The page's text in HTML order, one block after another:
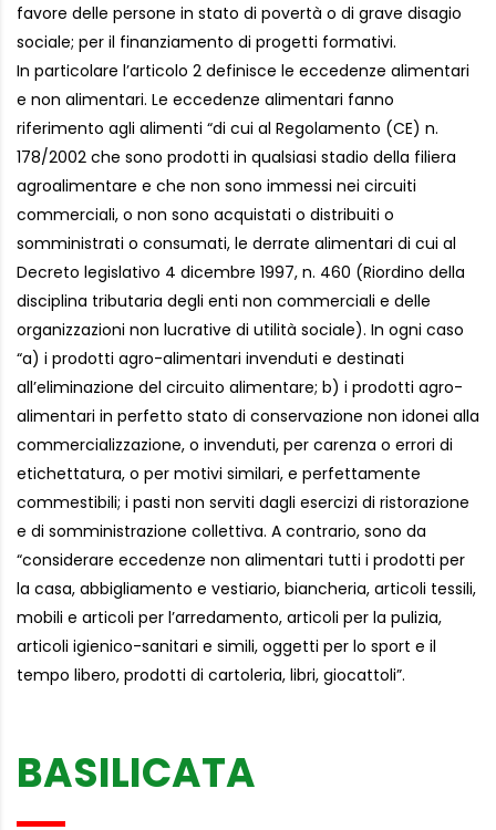
favore delle persone in stato di povertà o di grave disagio
sociale; per il finanziamento di progetti formativi.
In particolare l’articolo 2 definisce le eccedenze alimentari
e non alimentari. Le eccedenze alimentari fanno
riferimento agli alimenti “di cui al Regolamento (CE) n.
178/2002 che sono prodotti in qualsiasi stadio della filiera
agroalimentare e che non sono immessi nei circuiti
commerciali, o non sono acquistati o distribuiti o
somministrati o consumati, le derrate alimentari di cui al
Decreto legislativo 4 dicembre 1997, n. 460 (Riordino della
disciplina tributaria degli enti non commerciali e delle
organizzazioni non lucrative di utilità sociale). In ogni caso
“a) i prodotti agro-alimentari invenduti e destinati
all’eliminazione del circuito alimentare; b) i prodotti agro-
alimentari in perfetto stato di conservazione non idonei alla
commercializzazione, o invenduti, per carenza o errori di
etichettatura, o per motivi similari, e perfettamente
commestibili; i pasti non serviti dagli esercizi di ristorazione
e di somministrazione collettiva. A contrario, sono da
“considerare eccedenze non alimentari tutti i prodotti per
la casa, abbigliamento e vestiario, biancheria, articoli tessili,
mobili e articoli per l’arredamento, articoli per la pulizia,
articoli igienico-sanitari e simili, oggetti per lo sport e il
tempo libero, prodotti di cartoleria, libri, giocattoli”.
BASILICATA